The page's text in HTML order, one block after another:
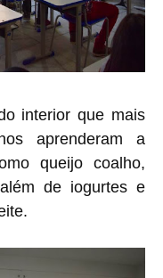
interior que mais
aprenderam a
queijo coalho,
de iogurtes e